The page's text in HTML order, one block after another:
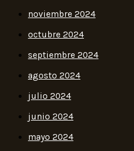
noviembre 2024
octubre 2024
septiembre 2024
agosto 2024
julio 2024
junio 2024
mayo 2024